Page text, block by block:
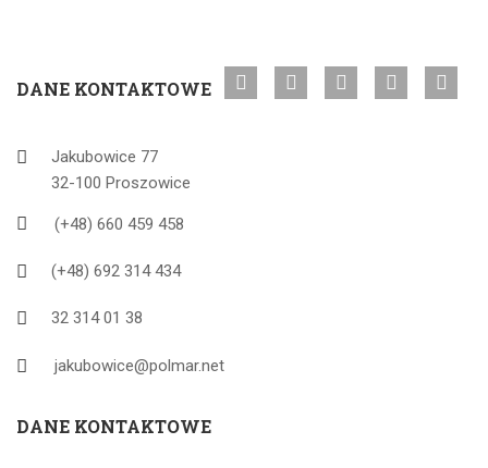
DANE KONTAKTOWE
Jakubowice 77
32-100 Proszowice
(+48) 660 459 458
(+48) 692 314 434
32 314 01 38
jakubowice@polmar.net
DANE KONTAKTOWE